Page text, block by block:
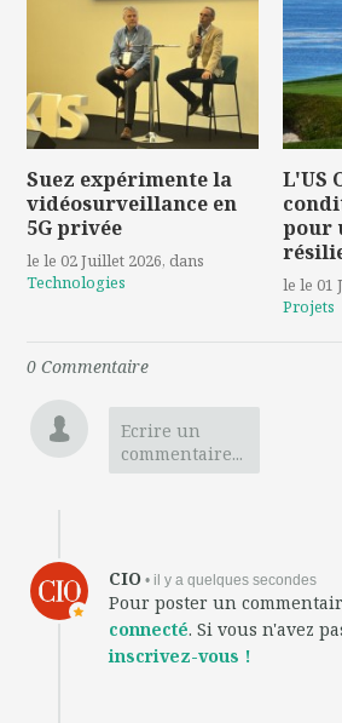
Suez expérimente la
vidéosurveillance en
5G privée
le le 02 Juillet 2026, dans
Technologies
L'US
pour
le le 01
Projets
0 Commentaire
Ecrire un
commentaire...
CIO • il y a quelques secondes
Pour poster un
connecté. Si vous n'avez
inscrivez-vous !